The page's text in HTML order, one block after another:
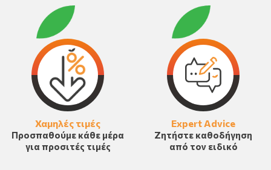
Χαμηλές τιμές
Προσπαθούμε κάθε μέρα
για προσιτές τιμές
Expert Advice
Ζητήστε καθοδήγηση
από τον ειδικό